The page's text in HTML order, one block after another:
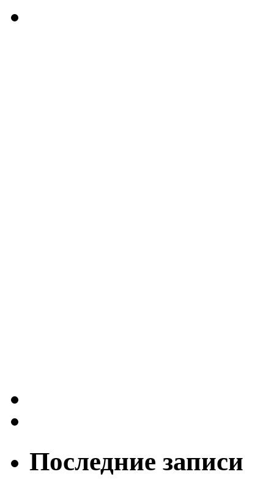
Последние записи